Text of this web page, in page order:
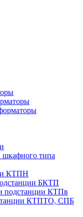
типа
КТПН
БКТП
подстанции КТПв
станции КТПТО, СПБ